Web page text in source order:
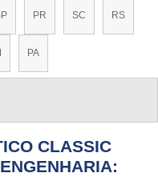
PR SC RS
PA
CLASSIC